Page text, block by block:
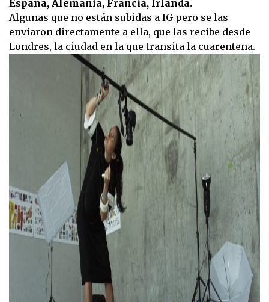
España, Alemania, Francia, Irlanda.
Algunas que no están subidas a IG pero se las
enviaron directamente a ella, que las recibe desde
Londres, la ciudad en la que transita la cuarentena.